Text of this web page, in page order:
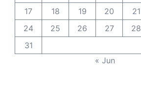
17
18 19 20 21
24
25 26 27 28
31
« Jun